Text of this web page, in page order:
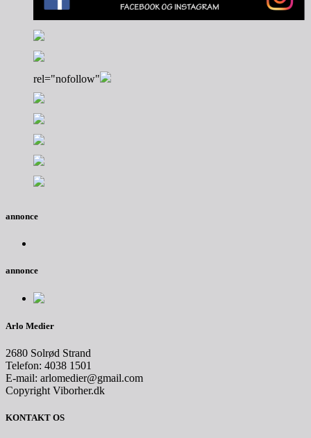
rel="nofollow"
annonce
annonce
Arlo Medier
2680 Solrød Strand
Telefon: 4038 1501
E-mail: arlomedier@gmail.com
Copyright Viborher.dk
KONTAKT OS